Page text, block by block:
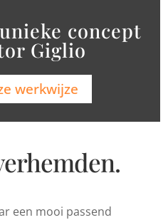
concept
Giglio
werkwijze
een mooi passend